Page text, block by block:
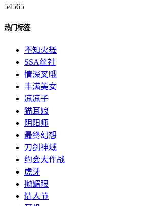
54565
热门标签
不知火舞
SSA丝社
情深叉哦
丰满美女
凉凉子
猫耳娘
阴阳师
最终幻想
刀剑神域
约会大作战
虎牙
抛媚眼
情人节